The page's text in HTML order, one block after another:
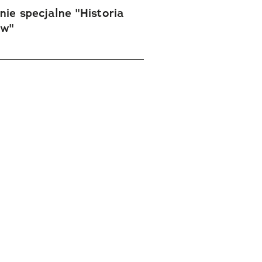
specjalne "Historia